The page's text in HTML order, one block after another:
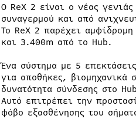
O ReX 2 είναι ο νέας
συναγερμού και από
Το ReX 2 παρέχει
και 3.400m από το Hub.
Ένα σύστημα με 5
για αποθήκες, βιομηχανικά
δυνατότητα σύνδεσης στο
Αυτό επιτρέπει την
φόβο εξασθένησης του